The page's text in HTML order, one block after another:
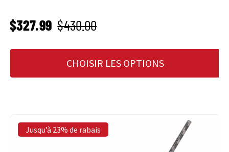
PRIX SOLDÉ
$327.99 Prix habituel
$430.00
CHOISIR LES OPTIONS
Jusqu’à 23% de rabais